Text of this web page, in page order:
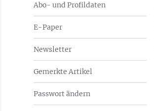
Abo- und Profildaten
E-Paper
Newsletter
Gemerkte Artikel
Passwort ändern